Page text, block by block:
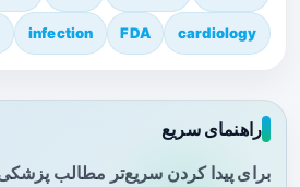
cardiology
FDA
infection
راهنمای سریع
برای پیدا کردن سریع‌تر مطالب